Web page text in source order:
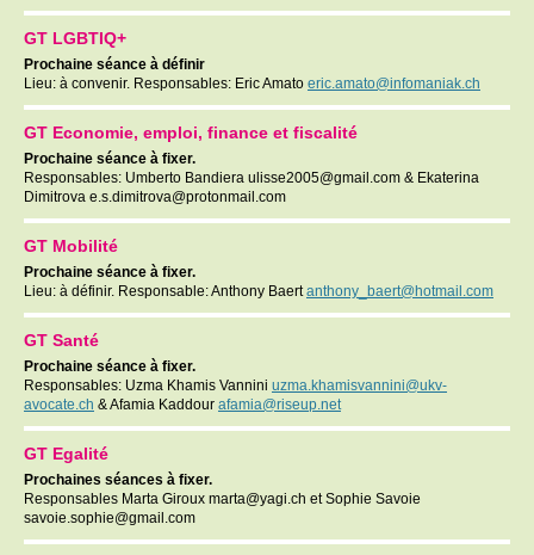
GT LGBTIQ+
Prochaine séance à définir
Lieu: à convenir. Responsables: Eric Amato eric.amato@infomaniak.ch
GT Economie, emploi, finance et fiscalité
Prochaine séance à fixer.
Responsables: Umberto Bandiera ulisse2005@gmail.com & Ekaterina
Dimitrova e.s.dimitrova@protonmail.com
GT Mobilité
Prochaine séance à fixer.
Lieu: à définir. Responsable: Anthony Baertanthony_baert@hotmail.com
GT Santé
Prochaine séance à fixer.
Responsables: Uzma Khamis Vannini uzma.khamisvannini@ukv-
avocate.ch & Afamia Kaddour afamia@riseup.net
GT Egalité
Prochaines séances à fixer.
Responsables Marta Giroux marta@yagi.ch et Sophie Savoie
savoie.sophie@gmail.com